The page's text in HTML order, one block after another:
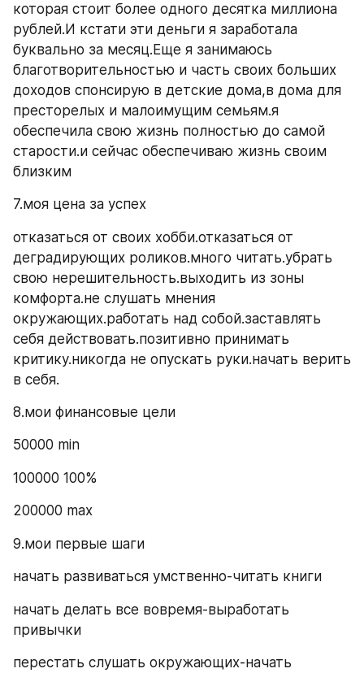
которая стоит более одного десятка миллиона
рублей.И кстати эти деньги я заработала
буквально за месяц.Еще я занимаюсь
благотворительностью и часть своих больших
доходов спонсирую в детские дома,в дома для
престорелых и малоимущим семьям.я
обеспечила свою жизнь полностью до самой
старости.и сейчас обеспечиваю жизнь своим
близким
7.моя цена за успех
отказаться от своих хобби.отказаться от
деградирующих роликов.много читать.убрать
свою нерешительность.выходить из зоны
комфорта.не слушать мнения
окружающих.работать над собой.заставлять
себя действовать.позитивно принимать
критику.никогда не опускать руки.начать верить
в себя.
8.мои финансовые цели
50000 min
100000 100%
200000 max
9.мои первые шаги
начать развиваться умственно-читать книги
начать делать все вовремя-выработать
привычки
перестать слушать окружающих-начать